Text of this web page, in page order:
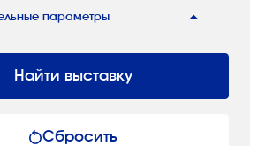
параметры
Найти выставку
Сбросить